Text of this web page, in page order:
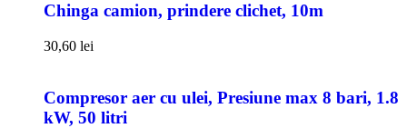
Chinga camion, prindere clichet, 10m
30,60 lei
Compresor aer cu ulei, Presiune max 8 bari, 1.8
kW, 50 litri